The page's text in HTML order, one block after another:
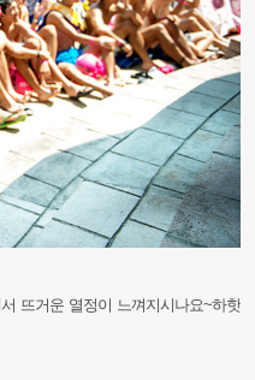
뜨거운 열정이 느껴지시나요~하핫